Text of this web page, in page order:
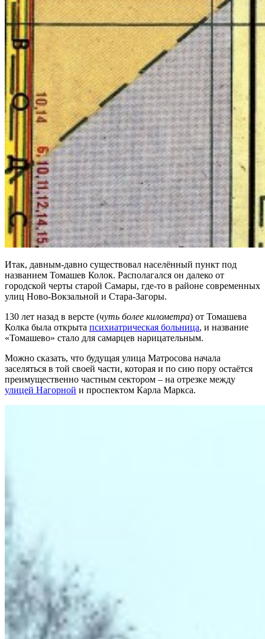
Итак, давным-давно существовал населённый пункт под
названием Томашев Колок. Располагался он далеко от
городской черты старой Самары, где-то в районе современных
улиц Ново-Вокзальной и Стара-Загоры.
130 лет назад в версте (чуть более километра) от Томашева
Колка была открыта психиатрическая больница, и название
«Томашево» стало для самарцев нарицательным.
Можно сказать, что будущая улица Матросова начала
заселяться в той своей части, которая и по сию пору остаётся
преимущественно частным сектором – на отрезке между
улицей Нагорной и проспектом Карла Маркса.